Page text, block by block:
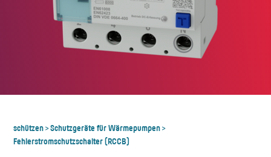
schützen>Schutzgeräte für Wärmepumpen>
Fehlerstromschutzschalter (RCCB)